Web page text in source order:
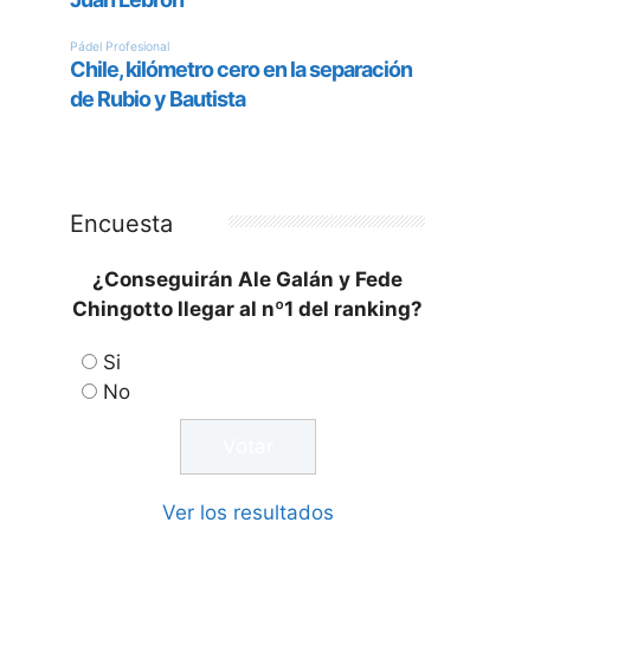
Encuesta
¿Conseguirán Ale Galán y Fede
Chingotto llegar al nº1 del ranking?
Si
No
Ver los resultados